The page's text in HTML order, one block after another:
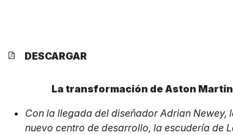
DESCARGAR
La transformación de Aston Martin
Con la llegada del diseñador Adrian Newey,
nuevo centro de desarrollo, la escudería de